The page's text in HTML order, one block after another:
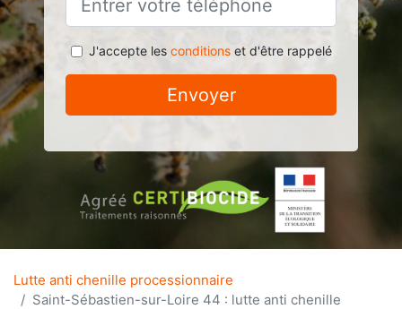
J'accepte les conditionset d'être rappelé
Envoyer
Lutte anti chenille processionnaire
Saint-Sébastien-sur-Loire 44 : lutte anti chenille